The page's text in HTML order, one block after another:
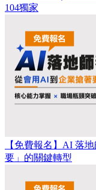
104獨家
【免費報名】AI 落
要」的關鍵轉型